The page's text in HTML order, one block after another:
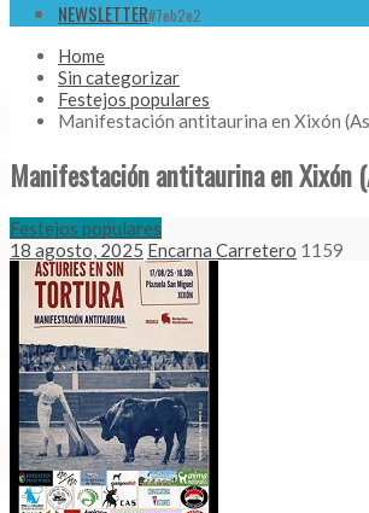
NEWSLETTER#7eb2e2
Home
Sin categorizar
Festejos populares
Manifestación antitaurina en Xixón
Manifestación antitaurina en Xixón
Festejos populares
18 agosto, 2025 Encarna Carretero 1159